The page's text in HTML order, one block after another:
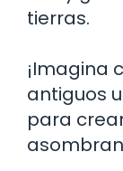
tierras.
¡Imagina
antiguos
para